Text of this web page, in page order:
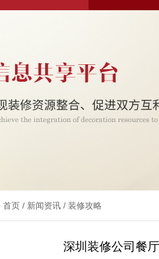
首页 / 新闻资讯 / 装修攻略
深圳装修公司餐